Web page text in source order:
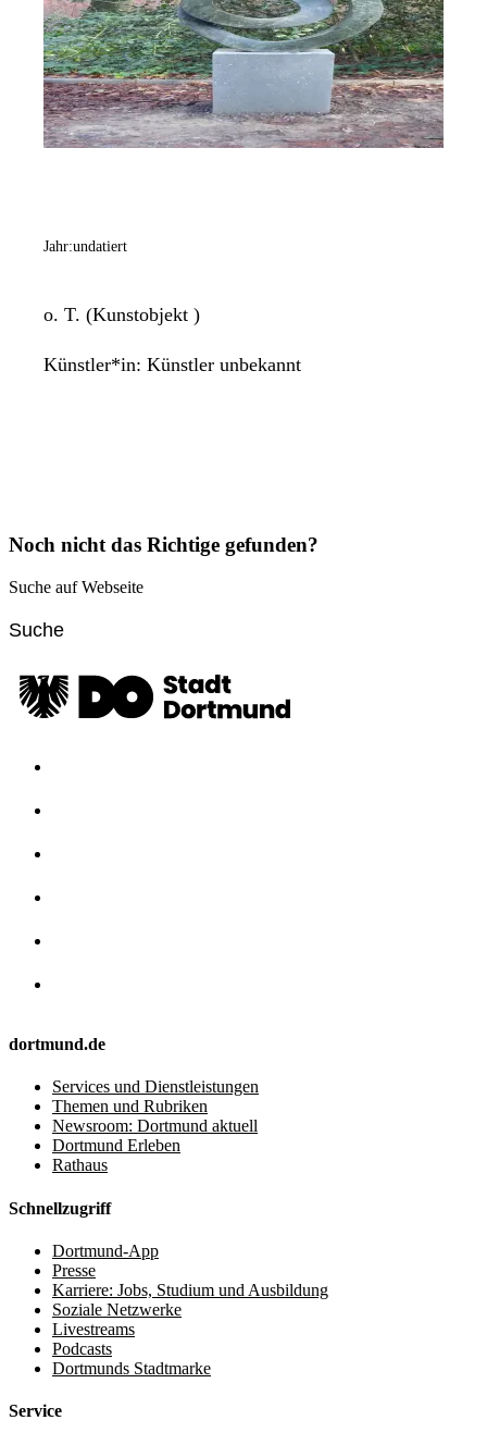
Jahr:undatiert
o. T. (Kunstobjekt )
Künstler*in: Künstler unbekannt
Noch nicht das Richtige gefunden?
Suche auf Webseite
dortmund.de
Services und Dienstleistungen
Themen und Rubriken
Newsroom: Dortmund aktuell
Dortmund Erleben
Rathaus
Schnellzugriff
Dortmund-App
Presse
Karriere: Jobs, Studium und Ausbildung
Soziale Netzwerke
Livestreams
Podcasts
Dortmunds Stadtmarke
Service